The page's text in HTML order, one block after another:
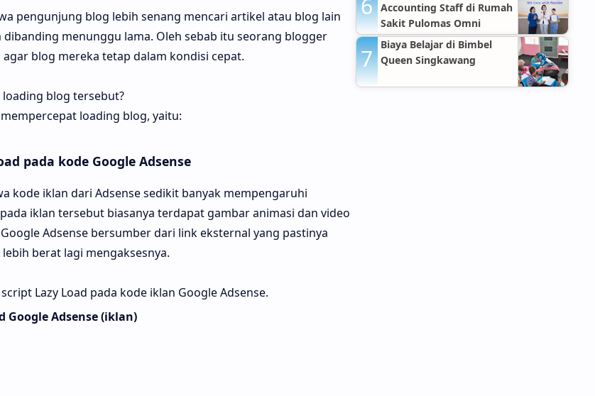
pengunjung blog lebih senang mencari artikel atau blog lain
menunggu lama. Oleh sebab itu seorang blogger
blog mereka tetap dalam kondisi cepat.
blog tersebut?
loading blog, yaitu:
pada kode Google Adsense
kode iklan dari Adsense sedikit banyak mempengaruhi
iklan tersebut biasanya terdapat gambar animasi dan video
Adsense bersumber dari link eksternal yang pastinya
berat lagi mengaksesnya.
Lazy Load pada kode iklan Google Adsense.
Google Adsense (iklan)
Accounting Staff di Rumah
Sakit Pulomas Omni
Hospitals Jakarta Timur
Biaya Belajar di Bimbel
Queen Singkawang